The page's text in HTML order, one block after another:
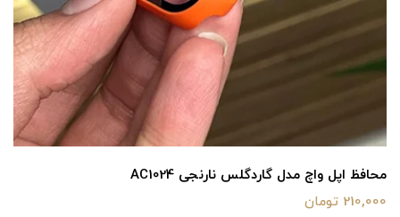
محافظ اپل واچ مدل گاردگلس نارنجی AC1024
210,000 تومان